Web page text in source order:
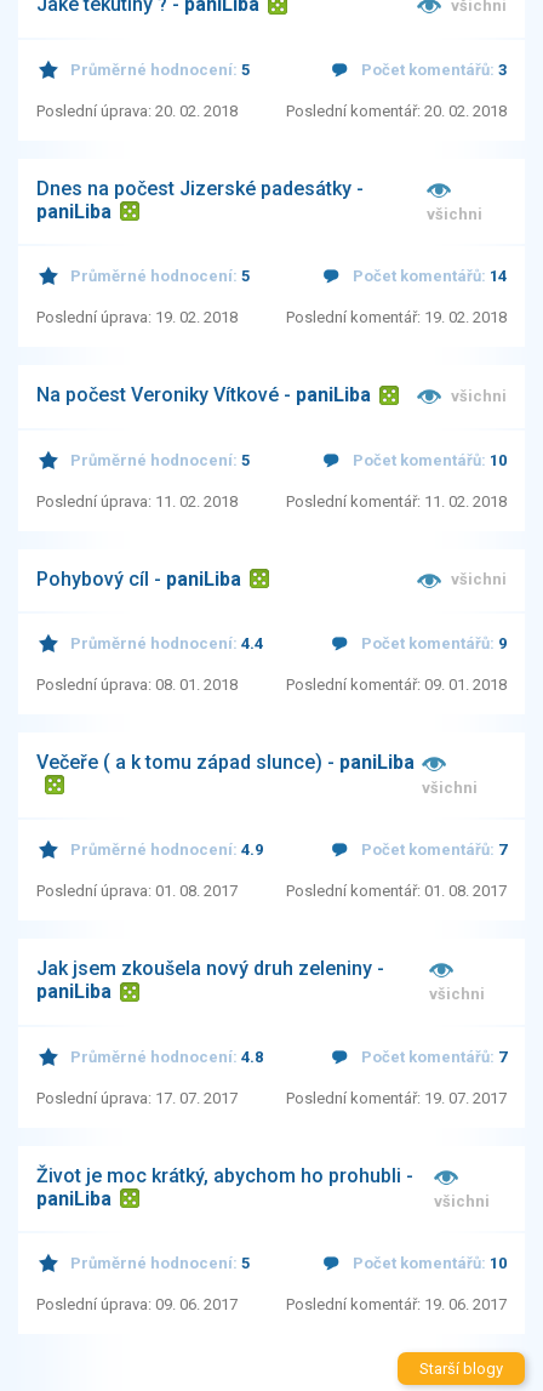
Jaké tekutiny ? - paniLiba všichni
Průměrné hodnocení: 5 Počet komentářů: 3
Poslední úprava: 20. 02. 2018 Poslední komentář: 20. 02. 2018
Dnes na počest Jizerské padesátky -
paniLiba
všichni
Průměrné hodnocení: 5 Počet komentářů: 14
Poslední úprava: 19. 02. 2018 Poslední komentář: 19. 02. 2018
Na počest Veroniky Vítkové - paniLiba všichni
Průměrné hodnocení: 5 Počet komentářů: 10
Poslední úprava: 11. 02. 2018 Poslední komentář: 11. 02. 2018
Pohybový cíl - paniLiba všichni
Průměrné hodnocení: 4.4 Počet komentářů: 9
Poslední úprava: 08. 01. 2018 Poslední komentář: 09. 01. 2018
Večeře ( a k tomu západ slunce) - paniLiba
všichni
Průměrné hodnocení: 4.9 Počet komentářů: 7
Poslední úprava: 01. 08. 2017 Poslední komentář: 01. 08. 2017
Jak jsem zkoušela nový druh zeleniny -
paniLiba
všichni
Průměrné hodnocení: 4.8 Počet komentářů: 7
Poslední úprava: 17. 07. 2017 Poslední komentář: 19. 07. 2017
Život je moc krátký, abychom ho prohubli -
paniLiba
všichni
Průměrné hodnocení: 5 Počet komentářů: 10
Poslední úprava: 09. 06. 2017 Poslední komentář: 19. 06. 2017
Starší blogy